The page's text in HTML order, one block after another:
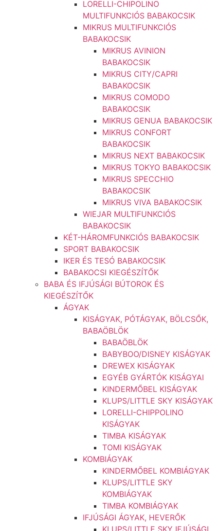
LORELLI-CHIPOLINO
MULTIFUNKCIÓS BABAKOCSIK
MIKRUS MULTIFUNKCIÓS
BABAKOCSIK
MIKRUS AVINION
BABAKOCSIK
MIKRUS CITY/CAPRI
BABAKOCSIK
MIKRUS COMODO
BABAKOCSIK
MIKRUS GENUA BABAKOCSIK
MIKRUS CONFORT
BABAKOCSIK
MIKRUS NEXT BABAKOCSIK
MIKRUS TOKYO BABAKOCSIK
MIKRUS SPECCHIO
BABAKOCSIK
MIKRUS VIVA BABAKOCSIK
WIEJAR MULTIFUNKCIÓS
BABAKOCSIK
KÉT-HÁROMFUNKCIÓS BABAKOCSIK
SPORT BABAKOCSIK
IKER ÉS TESÓ BABAKOCSIK
BABAKOCSI KIEGÉSZÍTŐK
BABA ÉS IFJÚSÁGI BÚTOROK ÉS
KIEGÉSZÍTŐK
ÁGYAK
KISÁGYAK, PÓTÁGYAK, BÖLCSŐK,
BABAÖBLÖK
BABAÖBLÖK
BABYBOO/DISNEY KISÁGYAK
DREWEX KISÁGYAK
EGYÉB GYÁRTÓK KISÁGYAI
KINDERMŐBEL KISÁGYAK
KLUPS/LITTLE SKY KISÁGYAK
LORELLI-CHIPPOLINO
KISÁGYAK
TIMBA KISÁGYAK
TOMI KISÁGYAK
KOMBIÁGYAK
KINDERMŐBEL KOMBIÁGYAK
KLUPS/LITTLE SKY
KOMBIÁGYAK
TIMBA KOMBIÁGYAK
IFJÚSÁGI ÁGYAK, HEVERŐK
KLUPS/LITTLE SKY IFJÚSÁGI